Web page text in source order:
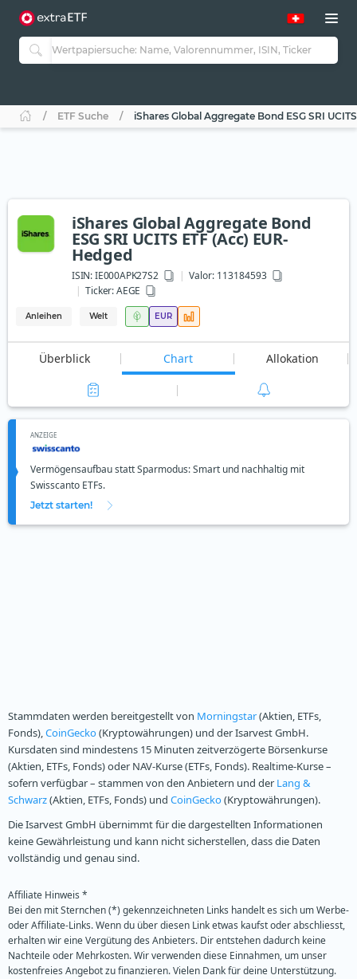
ETF Suche iShares Global Aggregate Bond ESG SRI
iShares Global Aggregate Bond
ESG SRI UCITS ETF (Acc) EUR-
Hedged
ISIN:IE000APK27S2
Valor: 113184593
Ticker:AEGE
Anleihen Welt EUR
Überblick Chart Allokation
ANZEIGE
Vermögensaufbau statt Sparmodus: Smart und nachhaltig mit
Swisscanto ETFs.
Jetzt starten!
Stammdaten werden bereitgestellt von Morningstar(Aktien, ETFs,
Fonds),CoinGecko(Kryptowährungen) und der Isarvest GmbH.
Kursdaten sind mindestens 15 Minuten zeitverzögerte Börsenkurse
(Aktien, ETFs, Fonds) oder NAV-Kurse (ETFs, Fonds). Realtime-Kurse –
sofern verfügbar – stammen von den Anbietern und der Lang &
Schwarz(Aktien, ETFs, Fonds) und CoinGecko(Kryptowährungen).
Die Isarvest GmbH übernimmt für die dargestellten Informationen
keine Gewährleistung und kann nicht sicherstellen, dass die Daten
vollständig und genau sind.
Affiliate Hinweis *
Bei den mit Sternchen (*) gekennzeichneten Links handelt es sich um Werbe-
oder Affiliate-Links. Wenn du über diesen Link etwas kaufst oder abschliesst,
erhalten wir eine Vergütung des Anbieters. Dir entstehen dadurch keine
Nachteile oder Mehrkosten. Wir verwenden diese Einnahmen, um unser
kostenfreies Angebot zu finanzieren. Vielen Dank für deine Unterstützung.